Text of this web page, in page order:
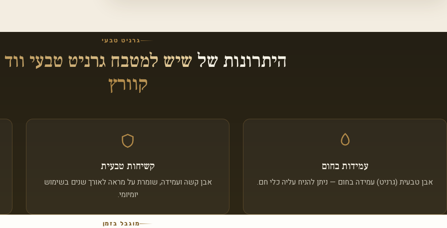
גרניט טבעי
היתרונות של שיש למטבח גרניט טבעי ווד
קוורץ
עמידות בחום
אבן טבעית (גרניט) עמידה בחום — ניתן להניח עליה כלי חם.
קשיחות טבעית
אבן קשה ועמידה, שומרת על מראה לאורך שנים בשימוש
יומיומי.
מוגבל בזמן